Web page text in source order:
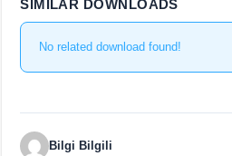
SIMILAR DOWNLOADS
No related download found!
Bilgi Bilgili